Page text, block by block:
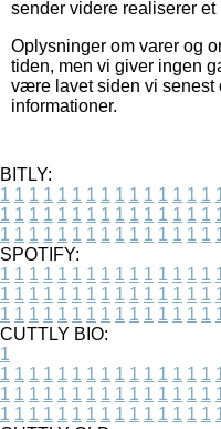
sender videre realiserer et
Oplysninger om varer og
tiden, men vi giver ingen
være lavet siden vi senest
informationer.
BITLY:
1 1 1 1 1 1 1 1 1 1 1 1 1 1 1
1 1 1 1 1 1 1 1 1 1 1 1 1 1 1
1 1 1 1 1 1 1 1 1 1 1 1 1 1 1
SPOTIFY:
1 1 1 1 1 1 1 1 1 1 1 1 1 1 1
1 1 1 1 1 1 1 1 1 1 1 1 1 1 1
1 1 1 1 1 1 1 1 1 1 1 1 1 1 1
CUTTLY BIO:
1
1 1 1 1 1 1 1 1 1 1 1 1 1 1 1
1 1 1 1 1 1 1 1 1 1 1 1 1 1 1
1 1 1 1 1 1 1 1 1 1 1 1 1 1 1